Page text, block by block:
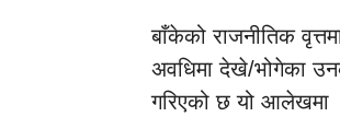
बाँकेको राजनीतिक
अवधिमा देखे/भोगेका
गरिएको छ यो आलेखमा